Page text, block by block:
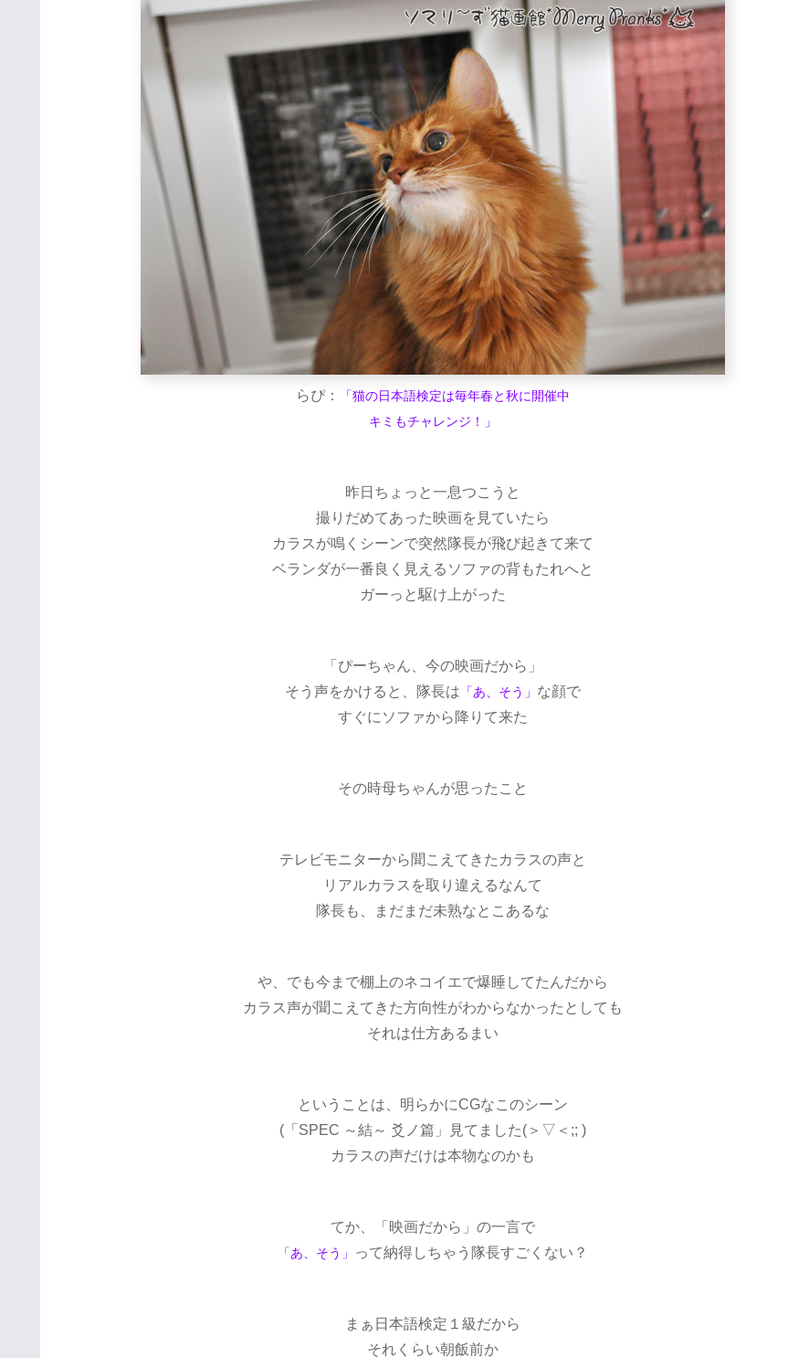
らぴ：
「猫の日本語検定は毎年春と秋に開催中
キミもチャレンジ！」
昨日ちょっと一息つこうと
撮りだめてあった映画を見ていたら
カラスが鳴くシーンで突然隊長が飛び起きて来て
ベランダが一番良く見えるソファの背もたれへと
ガーっと駆け上がった
「ぴーちゃん、今の映画だから」
そう声をかけると、隊長は 「あ、そう」 な顔で
すぐにソファから降りて来た
その時母ちゃんが思ったこと
テレビモニターから聞こえてきたカラスの声と
リアルカラスを取り違えるなんて
隊長も、まだまだ未熟なとこあるな
や、でも今まで棚上のネコイエで爆睡してたんだから
カラス声が聞こえてきた方向性がわからなかったとしても
それは仕方あるまい
ということは、明らかにCGなこのシーン
(「SPEC ～結～ 爻ノ篇」見てました(＞▽＜;; )
カラスの声だけは本物なのかも
てか、「映画だから」の一言で
「あ、そう」 って納得しちゃう隊長すごくない？
まぁ日本語検定１級だから
それくらい朝飯前か